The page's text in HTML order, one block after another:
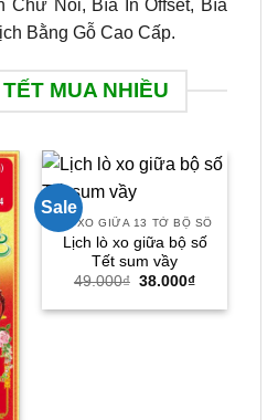
Chữ Nổi, Bìa In Offset, Bìa
Bằng Gỗ Cao Cấp.
MUA NHIỀU
Sale
LÒ XO GIỮA 13 TỜ BỘ SỐ
Lịch lò xo giữa bộ số
Tết sum vầy
49.000₫ Giá
là:
38.000₫Giá
tại